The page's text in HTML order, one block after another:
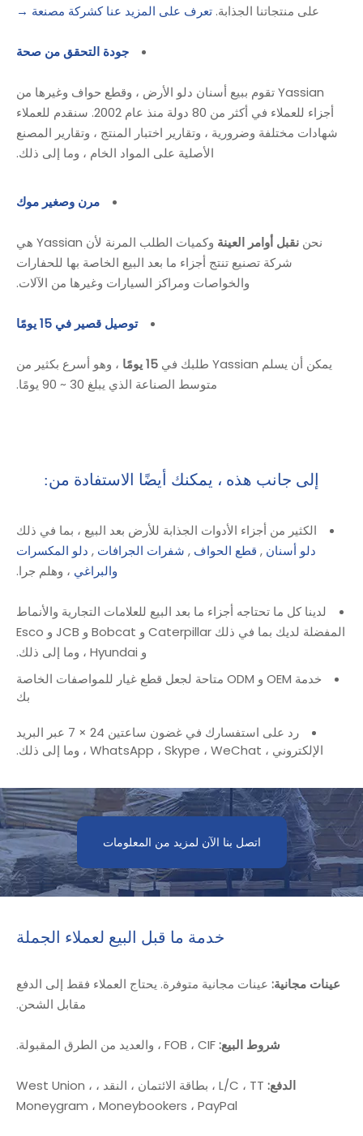
على منتجاتنا الجذابة. تعرف على المزيد عنا كشركة مصنعة →
جودة التحقق من صحة
Yassian تقوم ببيع أسنان دلو الأرض ، وقطع حواف وغيرها من
أجزاء للعملاء في أكثر من 80 دولة منذ عام 2002. سنقدم للعملاء
شهادات مختلفة وضرورية ، وتقارير اختبار المنتج ، وتقارير المصنع
الأصلية على المواد الخام ، وما إلى ذلك.
مرن وصغير موك
نحن نقبل أوامر العينة
وكميات الطلب المرنة لأن Yassian هي
شركة تصنيع تنتج أجزاء ما بعد البيع الخاصة بها للحفارات
والخواصات ومراكز السيارات وغيرها من الآلات.
توصيل قصير في 15 يومًا
يمكن أن يسلم Yassian طلبك في 15 يومًا
، وهو أسرع بكثير من
متوسط ​​الصناعة الذي يبلغ 30 ~ 90 يومًا.
إلى جانب هذه ، يمكنك أيضًا الاستفادة من:
الكثير من أجزاء الأدوات الجذابة للأرض بعد البيع ، بما في ذلك
دلو أسنان , قطع الحواف , شفرات الجرافات , دلو المكسرات
والبراغي ، وهلم جرا.
لدينا كل ما تحتاجه أجزاء ما بعد البيع للعلامات التجارية والأنماط
المفضلة لديك بما في ذلك Caterpillar و Bobcat و JCB و Esco
و Hyundai ، وما إلى ذلك.
خدمة OEM و ODM متاحة لجعل قطع غيار للمواصفات الخاصة
بك
رد على استفسارك في غضون ساعتين 24 × 7 عبر البريد
الإلكتروني ، WhatsApp ، Skype ، WeChat ، وما إلى ذلك.
اتصل بنا الآن لمزيد من المعلومات
خدمة ما قبل البيع لعملاء الجملة
عينات مجانية: عينات مجانية متوفرة. يحتاج العملاء فقط إلى الدفع
مقابل الشحن.
شروط البيع:FOB ، CIF ، والعديد من الطرق المقبولة.
الدفع:
L/C ، TT ، بطاقة الائتمان ، النقد ، West Union ،
Moneygram ، Moneybookers ، PayPal